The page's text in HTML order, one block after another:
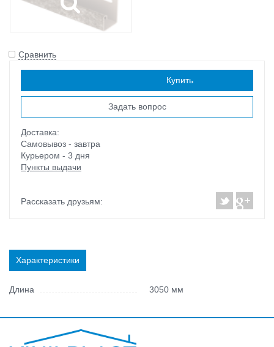
Сравнить
Купить
Задать вопрос
Доставка:
Самовывоз - завтра
Курьером - 3 дня
Пункты выдачи
Рассказать друзьям:
Характеристики
Длина 3050 мм